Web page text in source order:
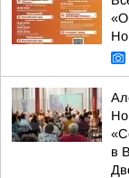
в